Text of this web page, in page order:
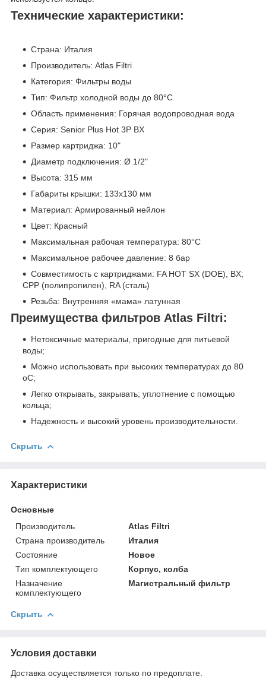
Технические характеристики:
Страна: Италия
Производитель: Atlas Filtri
Категория: Фильтры воды
Тип: Фильтр холодной воды до 80°C
Область применения: Горячая водопроводная вода
Серия: Senior Plus Hot 3P BX
Размер картриджа: 10"
Диаметр подключения: Ø 1/2"
Высота: 315 мм
Габариты крышки: 133х130 мм
Материал: Армированный нейлон
Цвет: Красный
Максимальная рабочая температура: 80°C
Максимальное рабочее давление: 8 бар
Совместимость с картриджами: FA HOT SX (DOE), BX;
CPP (полипропилен), RA (сталь)
Резьба: Внутренняя «мама» латунная
Преимущества фильтров Atlas Filtri:
Нетоксичные материалы, пригодные для питьевой
воды;
Можно использовать при высоких температурах до 80
оC;
Легко открывать, закрывать; уплотнение с помощью
кольца;
Надежность и высокий уровень производительности.
Скрыть
Характеристики
Основные
Производитель
Atlas Filtri
Страна производитель
Италия
Состояние
Новое
Тип комплектующего
Корпус, колба
Назначение
комплектующего
Магистральный фильтр
Скрыть
Условия доставки
Доставка осуществляется только по предоплате.